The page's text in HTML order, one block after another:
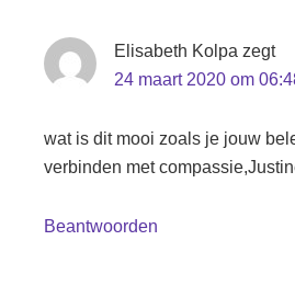
Elisabeth Kolpa zegt
24 maart 2020 om
wat is dit mooi zoals je jouw
verbinden met
Beantwoorden